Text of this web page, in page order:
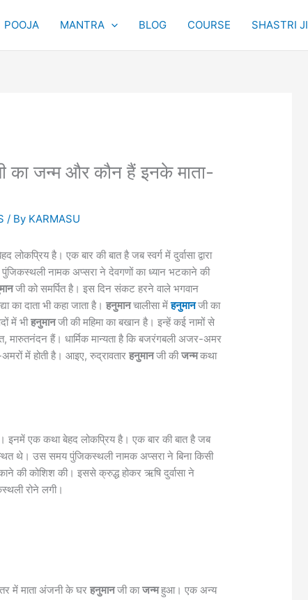
POOJA MANTRA BLOG COURSE SHASTRI JI
का जन्म और कौन हैं इनके माता-
/ By KARMASU
है। एक बार की बात है जब स्वर्ग में दुर्वासा द्वारा
नामक अप्सरा ने देवगणों का ध्यान भटकाने की
जी को समर्पित है। इस दिन संकट हरने वाले भगवान
का दाता भी कहा जाता है।हनुमानचालीसा में हनुमानजी का
में भीहनुमानजी की महिमा का बखान है। इन्हें कई नामों से
मारुतनंदन हैं। धार्मिक मान्यता है कि बजरंगबली अजर-अमर
में होती है। आइए, रुद्रावतारहनुमानजी कीजन्मकथा
इनमें एक कथा बेहद लोकप्रिय है। एक बार की बात है जब
थे। उस समय पुंजिकस्थली नामक अप्सरा ने बिना किसी
की कोशिश की। इससे क्रुद्ध होकर ऋषि दुर्वासा ने
रोने लगी।
में माता अंजनी के घरहनुमानजी काजन्महुआ। एक अन्य